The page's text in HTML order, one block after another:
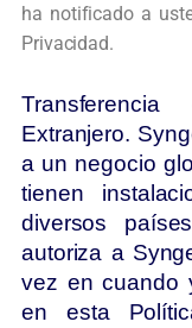
ha notificado a
Privacidad.
Extranjero.
a un negocio
tienen
diversos
autoriza a
vez en cuando
en esta